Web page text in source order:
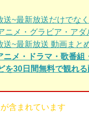
送~最新放送だけでな
ニメ・グラビア・ア
送~最新放送 動画まと
ニメ・ドラマ・歌番
を30日間無料で観れ
含まれています